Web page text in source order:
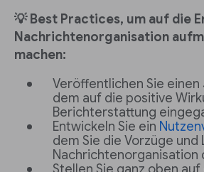
💡 Best Practices, um auf die
Nachrichtenorganisation
machen:
Veröffentlichen Sie
dem auf die positive
Berichterstattung
Entwickeln Sie ein
dem Sie die Vorzüge
Nachrichtenorganisation